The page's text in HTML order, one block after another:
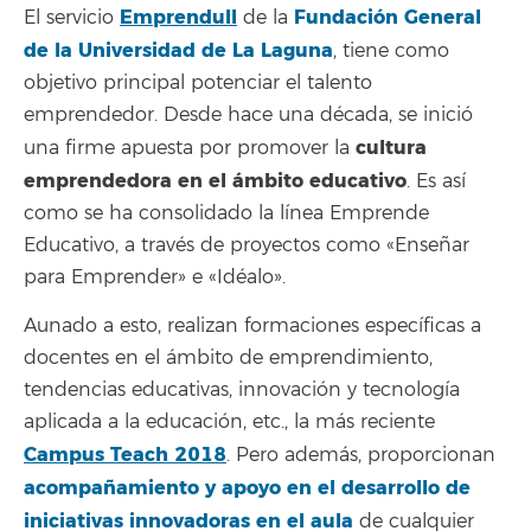
El servicio Emprendull de la Fundación General
de la Universidad de La Laguna, tiene como
objetivo principal potenciar el talento
emprendedor. Desde hace una década, se inició
una firme apuesta por promover la cultura
emprendedora en el ámbito educativo. Es así
como se ha consolidado la línea Emprende
Educativo, a través de proyectos como «Enseñar
para Emprender» e «Idéalo».
Aunado a esto, realizan formaciones específicas a
docentes en el ámbito de emprendimiento,
tendencias educativas, innovación y tecnología
aplicada a la educación, etc., la más reciente
Campus Teach 2018. Pero además, proporcionan
acompañamiento y apoyo en el desarrollo de
iniciativas innovadoras en el aula de cualquier